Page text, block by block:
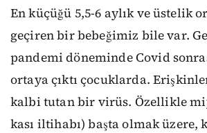
En küçüğü 5,5-6 aylık ve üstelik
geçiren bir bebeğimiz bile var.
pandemi döneminde Covid
ortaya çıktı çocuklarda.
kalbi tutan bir virüs. Özellikle
kası iltihabı) başta olmak üzere,